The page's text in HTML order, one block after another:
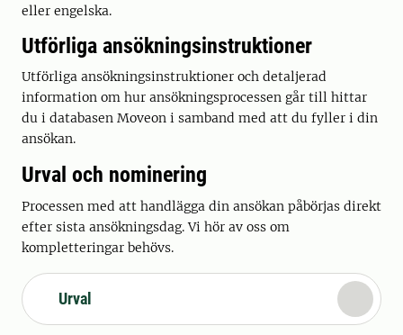
eller engelska.
Utförliga ansökningsinstruktioner
Utförliga ansökningsinstruktioner och detaljerad
information om hur ansökningsprocessen går till hittar
du i databasen Moveon i samband med att du fyller i din
ansökan.
Urval och nominering
Processen med att handlägga din ansökan påbörjas direkt
efter sista ansökningsdag. Vi hör av oss om
kompletteringar behövs.
Urval